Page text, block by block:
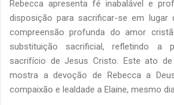
Rebecca apresenta fé inabalável e
disposição para sacrificar-se em lugar
compreensão profunda do amor
substituição sacrificial, refletindo a
sacrifício de Jesus Cristo. Este ato
mostra a devoção de Rebecca a
compaixão e lealdade a Elaine, mesmo